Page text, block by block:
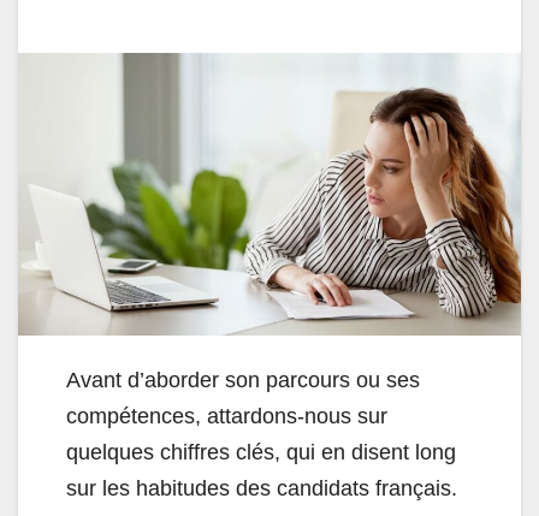
Avant d’aborder son parcours ou ses
compétences, attardons-nous sur
quelques chiffres clés, qui en disent long
sur les habitudes des candidats français.